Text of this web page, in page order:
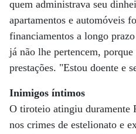
quem administrava seu
apartamentos e automóveis
financiamentos a longo
já não lhe pertencem,
prestações. "Estou doente e
Inimigos íntimos
O tiroteio atingiu duramente
nos crimes de estelionato e